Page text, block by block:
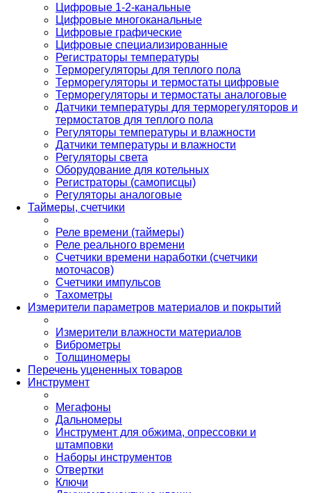
Цифровые 1-2-канальные
Цифровые многоканальные
Цифровые графические
Цифровые специализированные
Регистраторы температуры
Терморегуляторы для теплого пола
Терморегуляторы и термостаты цифровые
Терморегуляторы и термостаты аналоговые
Датчики температуры для терморегуляторов и
термостатов для теплого пола
Регуляторы температуры и влажности
Датчики температуры и влажности
Регуляторы света
Оборудование для котельных
Регистраторы (самописцы)
Регуляторы аналоговые
Таймеры, счетчики
Реле времени (таймеры)
Реле реального времени
Счетчики времени наработки (счетчики
моточасов)
Счетчики импульсов
Тахометры
Измерители параметров материалов и покрытий
Измерители влажности материалов
Виброметры
Толщиномеры
Перечень уцененных товаров
Инструмент
Мегафоны
Дальномеры
Инструмент для обжима, опрессовки и
штамповки
Наборы инструментов
Отвертки
Ключи